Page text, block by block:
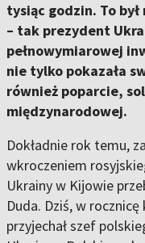
tysiąc godzin. To
– tak prezydent
pełnowymiarowej
nie tylko pokazała
również poparcie,
międzynarodowej.
Dokładnie rok temu,
wkroczeniem
Ukrainy w Kijowie
Duda. Dziś, w
przyjechał szef